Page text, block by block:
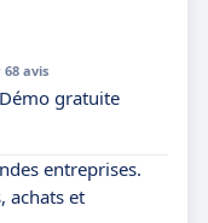
68 avis
Démo gratuite
entreprises.
achats et